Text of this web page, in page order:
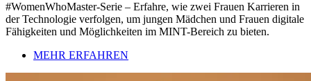
#WomenWhoMaster-Serie – Erfahre, wie zwei Frauen Karrieren in
der Technologie verfolgen, um jungen Mädchen und Frauen digitale
Fähigkeiten und Möglichkeiten im MINT-Bereich zu bieten.
MEHR ERFAHREN